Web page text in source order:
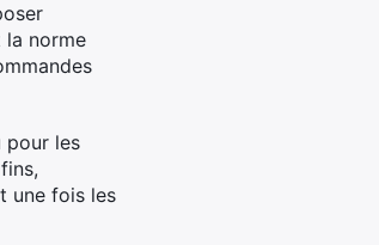
la norme
pour les
une fois les